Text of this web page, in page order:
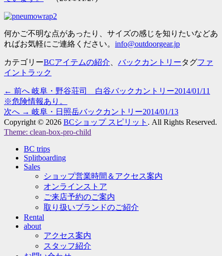
何かご不明な点があったり、サイズの感じを知りたいなどあ
ればお気軽にご連絡ください。 info@outdoorgear.jp
カテゴリーBCアイテムの紹介 バックカントリータグファ
イントラック
投
稿
ナ
ビ
ゲ
ョ
← 前へ 過
去
の
投
稿:
岐阜・野谷荘司 白谷バックカントリー2014/01/11
※危険情報あり。
次へ → 次
の
投
岐阜・日照岳バックカントリー2014/01/13
Copyright © 2026 BCショップ スピリット . All Rights Reserved.
Theme: clean-box-pro-child
BC trips
Splitboarding
Sales
ショップ営業時間＆アクセス案内
オンラインストア
ご来店予約のご案内
取り扱いブランドのご紹介
Rental
about
アクセス案内
スタッフ紹介